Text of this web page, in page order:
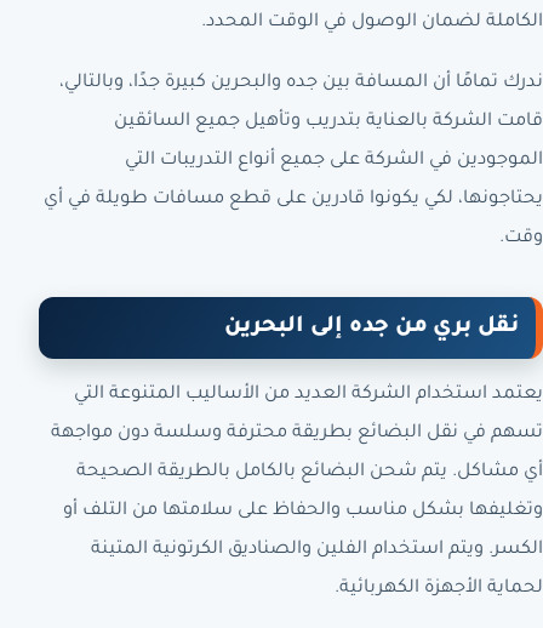
الكاملة لضمان الوصول في الوقت المحدد.
ندرك تمامًا أن المسافة بين جده والبحرين كبيرة جدًا، وبالتالي،
قامت الشركة بالعناية بتدريب وتأهيل جميع السائقين
الموجودين في الشركة على جميع أنواع التدريبات التي
يحتاجونها، لكي يكونوا قادرين على قطع مسافات طويلة في أي
وقت.
نقل بري من جده إلى البحرين
يعتمد استخدام الشركة العديد من الأساليب المتنوعة التي
تسهم في نقل البضائع بطريقة محترفة وسلسة دون مواجهة
أي مشاكل. يتم شحن البضائع بالكامل بالطريقة الصحيحة
وتغليفها بشكل مناسب والحفاظ على سلامتها من التلف أو
الكسر. ويتم استخدام الفلين والصناديق الكرتونية المتينة
لحماية الأجهزة الكهربائية.